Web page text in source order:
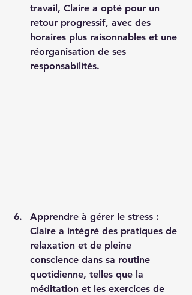
travail, Claire a opté pour un
retour progressif, avec des
horaires plus raisonnables et une
réorganisation de ses
responsabilités.
Apprendre à gérer le stress :
Claire a intégré des pratiques de
relaxation et de pleine
conscience dans sa routine
quotidienne, telles que la
méditation et les exercices de